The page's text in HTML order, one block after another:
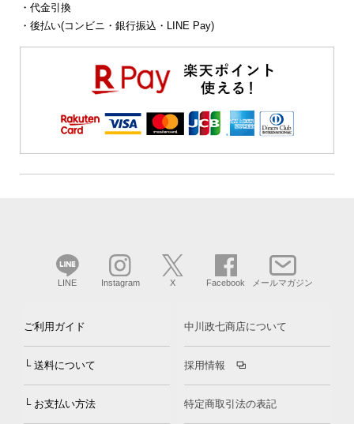
・代金引換
・後払い(コンビニ・銀行振込・LINE Pay)
LINE Instagram X Facebook メールマガジン
ご利用ガイド
└ 送料について
└ お支払い方法
中川政七商店について
採用情報
特定商取引法の表記